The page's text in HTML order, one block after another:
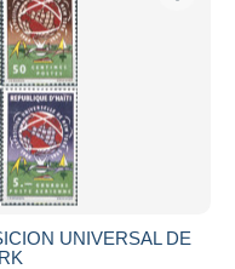
UNIVERSAL DE